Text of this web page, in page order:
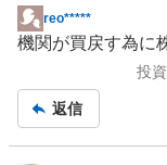
掲
示
事
reo*****
機関が買戻す為に
投
返信